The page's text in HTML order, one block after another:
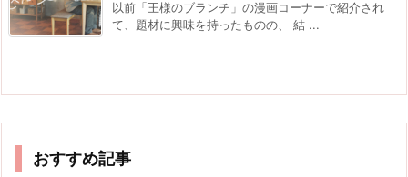
以前「王様のブランチ」の漫画コーナーで紹介され
て、題材に興味を持ったものの、 結 ...
おすすめ記事